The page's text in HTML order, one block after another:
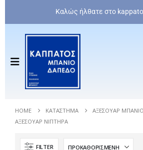
Καλώς ήλθατε στο
HOME ΚΑΤΆΣΤΗΜΑ
ΑΞΕΣΟΥΆΡ
ΑΞΕΣΟΥΆΡ ΝΙΠΤΉΡΑ
FILTER